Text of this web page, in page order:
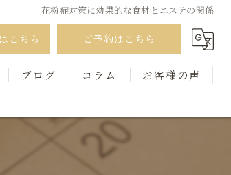
花粉症対策に効果的な食材とエステの関係
こちら ご予約はこちら
ブログ コラム お客様の声